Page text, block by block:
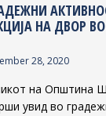
НА ДВОР
28, 2020
на Општина
увид во